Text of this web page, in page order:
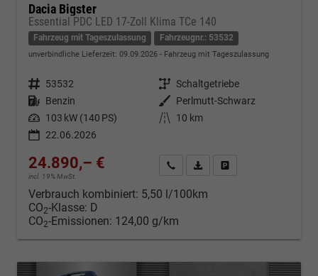
Dacia Bigster
Essential PDC LED 17-Zoll Klima TCe 140
Fahrzeug mit Tageszulassung Fahrzeugnr.: 53532
unverbindliche Lieferzeit: 09.09.2026 Fahrzeug mit Tageszulassung
Fahrzeugnr. 53532 Getriebe Schaltgetriebe
Kraftstoff Benzin Außenfarbe
Perlmutt-Schwarz
Leistung 103 kW (140 PS) Kilometerstand
10 km
22.06.2026
24.890,– €
incl. 19% MwSt.
Kontakt & Angebot anfordern
PDF-Datei, Fahrzeugexposé
Verbrauch kombiniert: 5,50 l/100km
CO2-Klasse: D
CO2-Emissionen: 124,00 g/km